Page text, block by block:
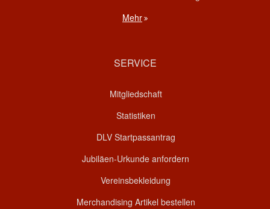
Mehr
SERVICE
Mitgliedschaft
Statistiken
DLV Startpassantrag
Jubiläen-Urkunde anfordern
Vereinsbekleidung
Merchandising Artikel bestellen